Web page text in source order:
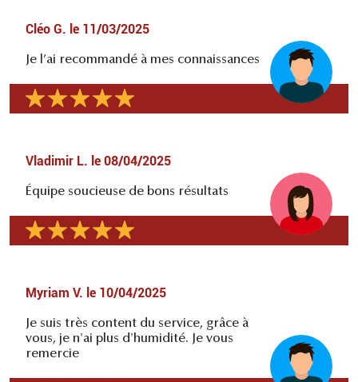
Cléo G. le 11/03/2025
Je l’ai recommandé à mes connaissances
Vladimir L. le 08/04/2025
Équipe soucieuse de bons résultats
Myriam V. le 10/04/2025
Je suis très content du service, grâce à
vous, je n'ai plus d'humidité. Je vous
remercie